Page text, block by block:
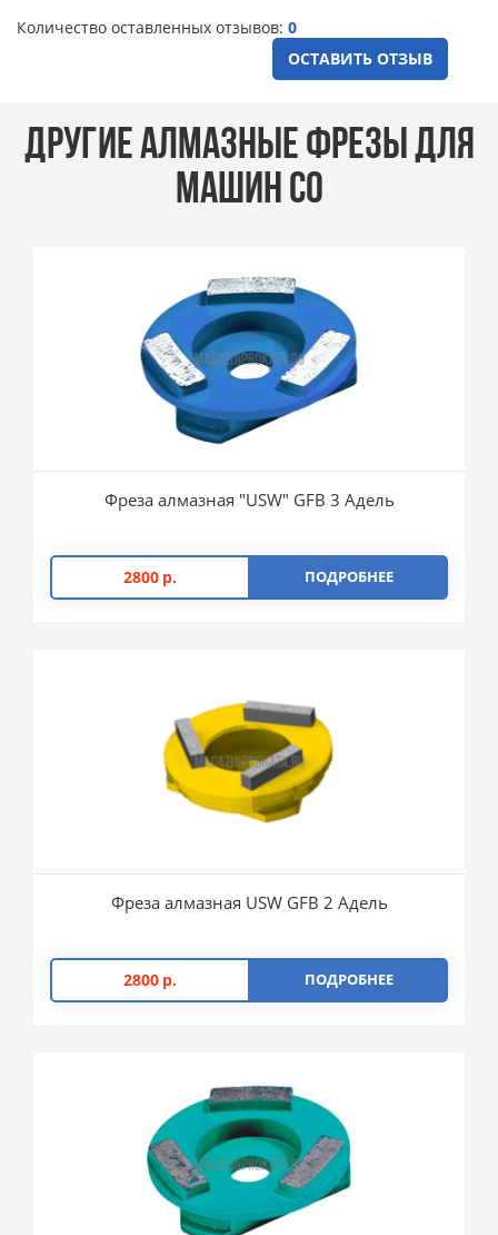
Количество оставленных отзывов: 0
ОСТАВИТЬ ОТЗЫВ
ДРУГИЕ АЛМАЗНЫЕ ФРЕЗЫ ДЛЯ
МАШИН СО
Фреза алмазная "USW" GFB 3 Адель
2800 р. ПОДРОБНЕЕ
Фреза алмазная USW GFB 2 Адель
2800 р. ПОДРОБНЕЕ